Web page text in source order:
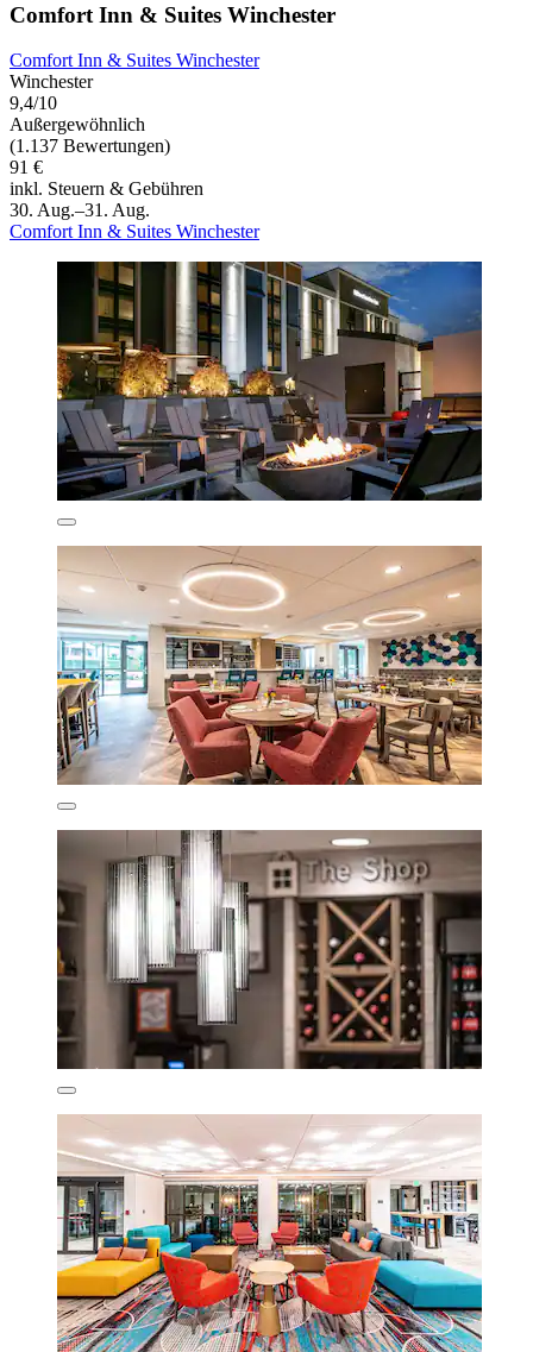
Comfort Inn & Suites Winchester
Comfort Inn & Suites Winchester
Winchester
9,4/10
Außergewöhnlich
(1.137 Bewertungen)
91 €
inkl. Steuern & Gebühren
30. Aug.–31. Aug.
Comfort Inn & Suites Winchester